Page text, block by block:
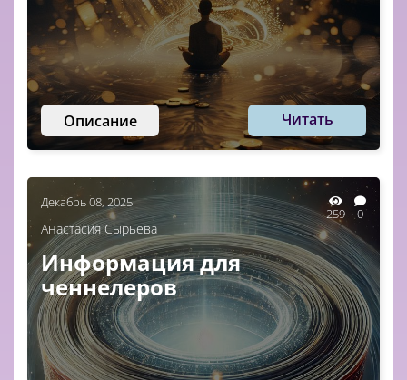
Описание Читать
Декабрь 08, 2025
259 0
Анастасия Сырьева
Информация для
ченнелеров